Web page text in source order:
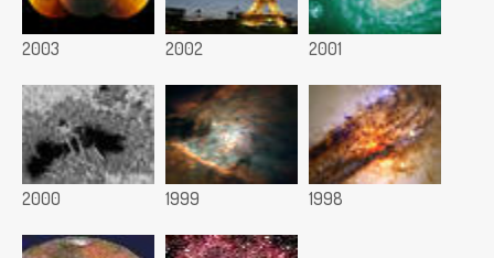
2003 2002 2001
2000 1999 1998